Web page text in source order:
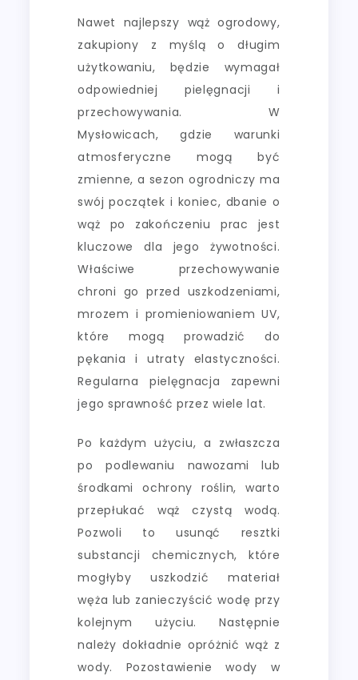
Nawet najlepszy wąż ogrodowy,
zakupiony z myślą o długim
użytkowaniu, będzie wymagał
odpowiedniej pielęgnacji i
przechowywania. W
Mysłowicach, gdzie warunki
atmosferyczne mogą być
zmienne, a sezon ogrodniczy ma
swój początek i koniec, dbanie o
wąż po zakończeniu prac jest
kluczowe dla jego żywotności.
Właściwe przechowywanie
chroni go przed uszkodzeniami,
mrozem i promieniowaniem UV,
które mogą prowadzić do
pękania i utraty elastyczności.
Regularna pielęgnacja zapewni
jego sprawność przez wiele lat.
Po każdym użyciu, a zwłaszcza
po podlewaniu nawozami lub
środkami ochrony roślin, warto
przepłukać wąż czystą wodą.
Pozwoli to usunąć resztki
substancji chemicznych, które
mogłyby uszkodzić materiał
węża lub zanieczyścić wodę przy
kolejnym użyciu. Następnie
należy dokładnie opróżnić wąż z
wody. Pozostawienie wody w